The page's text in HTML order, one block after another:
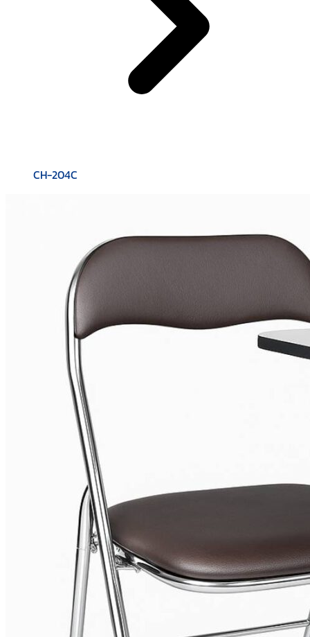
CH-204C